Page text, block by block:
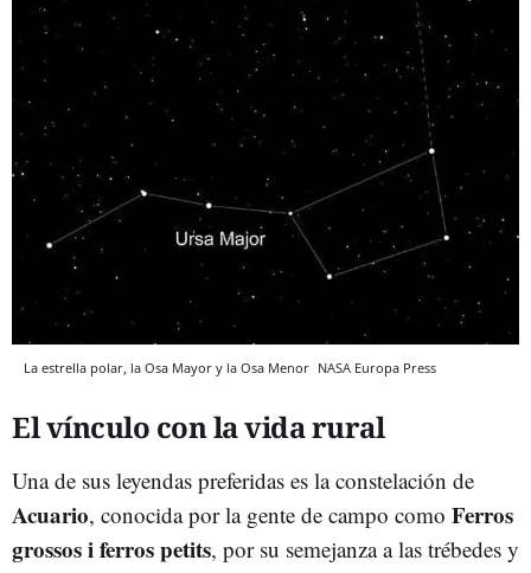
La estrella polar, la Osa Mayor y la Osa Menor NASA Europa Press
El vínculo con la vida rural
Una de sus leyendas preferidas es la constelación de
Acuario, conocida por la gente de campo como Ferros
grossos i ferros petits, por su semejanza a las trébedes y